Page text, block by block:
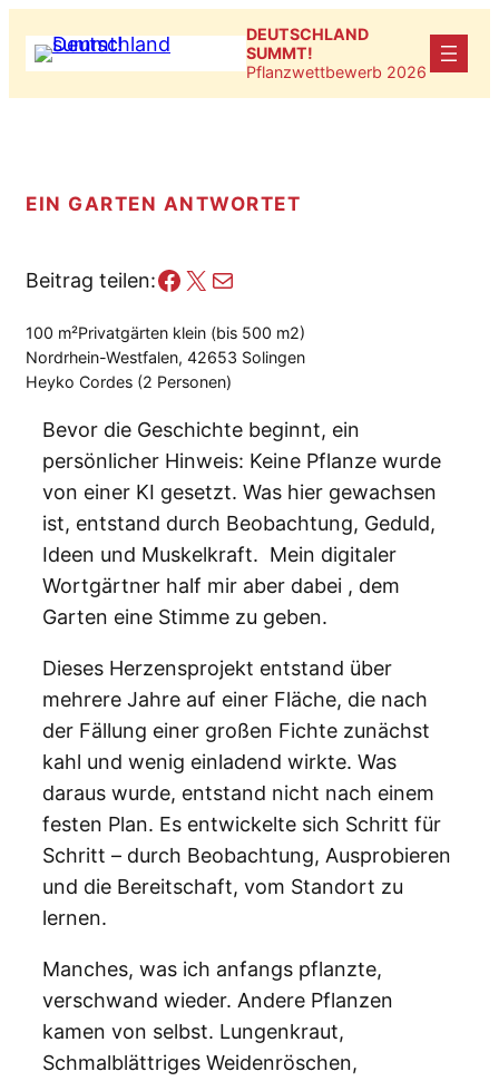
Inhalt
DEUTSCHLAND
SUMMT!
Pflanzwettbewerb 2026
EIN GARTEN ANTWORTET
Beitrag teilen:Facebook
X E-Mail
100 m²Privatgärten klein (bis 500 m2)
Nordrhein-Westfalen, 42653 Solingen
Heyko Cordes (2 Personen)
Bevor die Geschichte beginnt, ein
persönlicher Hinweis: Keine Pflanze wurde
von einer KI gesetzt. Was hier gewachsen
ist, entstand durch Beobachtung, Geduld,
Ideen und Muskelkraft. Mein digitaler
Wortgärtner half mir aber dabei , dem
Garten eine Stimme zu geben.
Dieses Herzensprojekt entstand über
mehrere Jahre auf einer Fläche, die nach
der Fällung einer großen Fichte zunächst
kahl und wenig einladend wirkte. Was
daraus wurde, entstand nicht nach einem
festen Plan. Es entwickelte sich Schritt für
Schritt – durch Beobachtung, Ausprobieren
und die Bereitschaft, vom Standort zu
lernen.
Manches, was ich anfangs pflanzte,
verschwand wieder. Andere Pflanzen
kamen von selbst. Lungenkraut,
Schmalblättriges Weidenröschen,